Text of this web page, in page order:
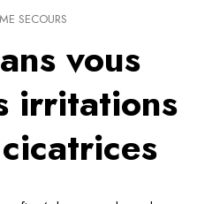
SECOURS
vous
irritations